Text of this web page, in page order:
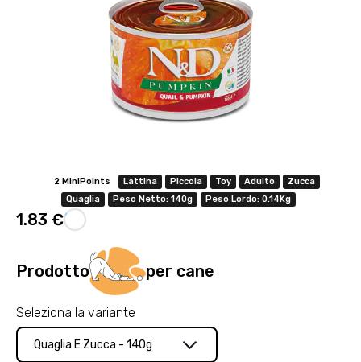
2 MiniPoints Lattina Piccola Toy Adulto
Zucca
Quaglia
Peso Netto: 140g Peso Lordo: 0.14Kg
1.83 €
Prodotto per cane
Seleziona la variante
Quaglia E Zucca - 140g
Offerta valida solo con consegna InPost, fino al 16
agosto 2026.
Platinum.
· Condizione di validità: lo sconto è applicabile solo se il cliente
seleziona la spedizione InPost.
· Durata: offerta valida per 2 settimane dal lancio 2–16 agosto 2026 .
· Effetto sul carrello: una volta aggiunto un prodotto Platinum in
offerta, l’intero carrello viene spedito tramite InPost (non più
corriere standard).